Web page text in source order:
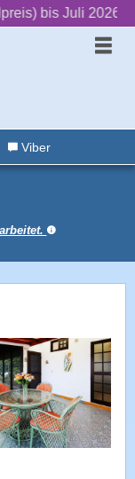
bis Juli 2026,
Viber